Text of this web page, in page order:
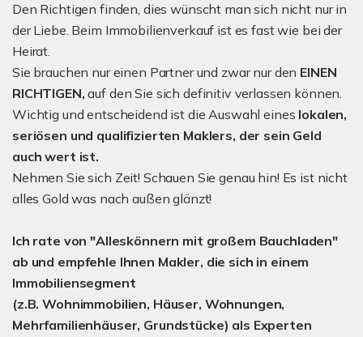
Den Richtigen finden, dies wünscht man sich nicht nur in
der Liebe. Beim Immobilienverkauf ist es fast wie bei der
Heirat.
Sie brauchen nur einen Partner und zwar nur den EINEN
RICHTIGEN, auf den Sie sich definitiv verlassen können.
Wichtig und entscheidend ist die Auswahl eines lokalen,
seriösen und qualifizierten Maklers, der sein Geld
auch wert ist.
Nehmen Sie sich Zeit! Schauen Sie genau hin! Es ist nicht
alles Gold was nach außen glänzt!
Ich rate von "Alleskönnern mit großem Bauchladen"
ab und empfehle Ihnen Makler, die sich in einem
Immobiliensegment
(z.B. Wohnimmobilien, Häuser, Wohnungen,
Mehrfamilienhäuser, Grundstücke) als Experten